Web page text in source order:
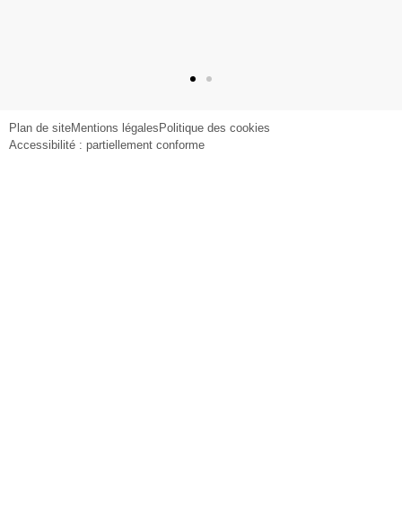
Plan de siteMentions légalesPolitique des cookies
Accessibilité : partiellement conforme